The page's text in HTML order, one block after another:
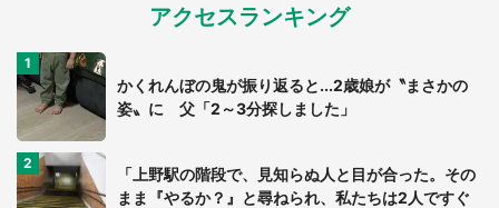
アクセスランキング
かくれんぼの鬼が振り返ると...2歳娘が〝まさかの
姿〟に 父「2～3分探しました」
「上野駅の階段で、見知らぬ人と目が合った。その
まま『やるか？』と尋ねられ、私たちは2人ですぐ